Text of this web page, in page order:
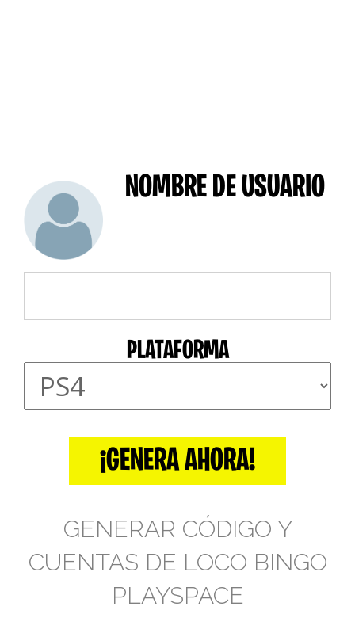
NOMBRE DE USUARIO
PLATAFORMA
¡GENERA AHORA!
GENERAR CÓDIGO Y
CUENTAS DE LOCO BINGO
PLAYSPACE